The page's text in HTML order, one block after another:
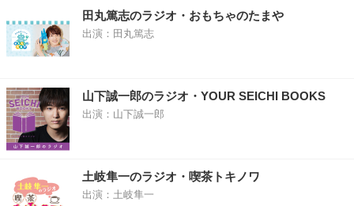
田丸篤志のラジオ・おもちゃのたまや
出演：田丸篤志
山下誠一郎のラジオ・YOUR SEICHI BOOKS
出演：山下誠一郎
土岐隼一のラジオ・喫茶トキノワ
出演：土岐隼一